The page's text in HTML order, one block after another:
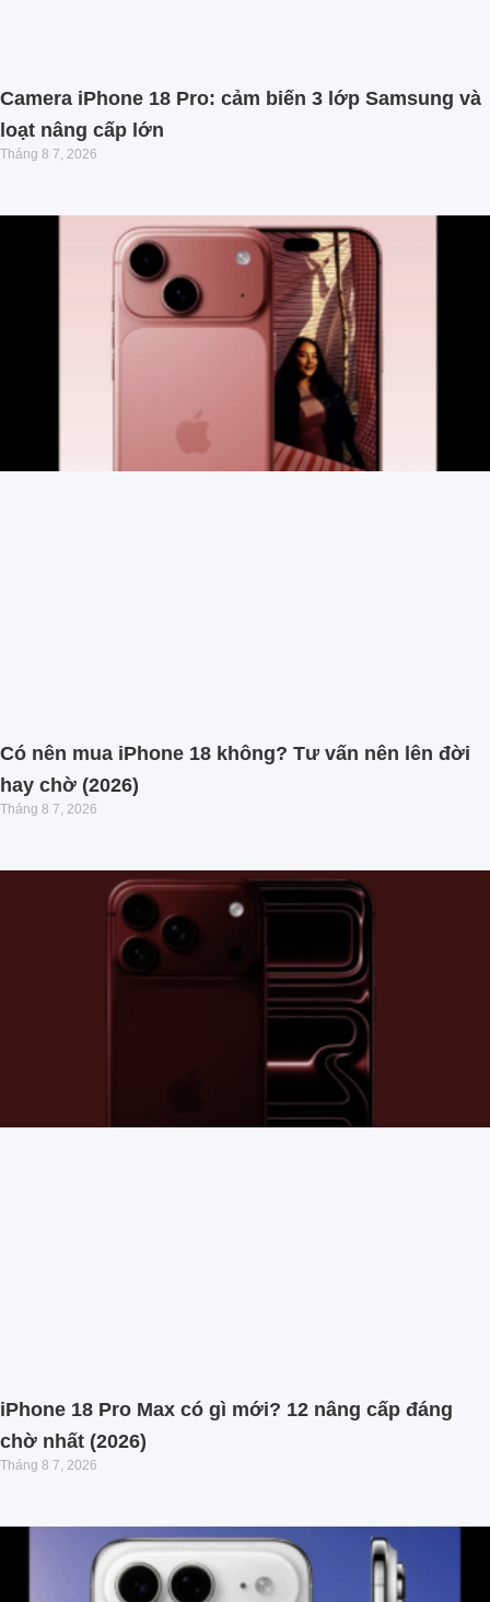
Camera iPhone 18 Pro: cảm biến 3 lớp Samsung và
loạt nâng cấp lớn
Tháng 8 7, 2026
Có nên mua iPhone 18 không? Tư vấn nên lên đời
hay chờ (2026)
Tháng 8 7, 2026
iPhone 18 Pro Max có gì mới? 12 nâng cấp đáng
chờ nhất (2026)
Tháng 8 7, 2026